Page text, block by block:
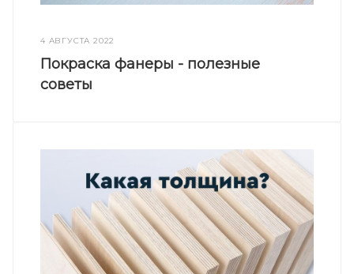
4 АВГУСТА 2022
Покраска фанеры - полезные
советы